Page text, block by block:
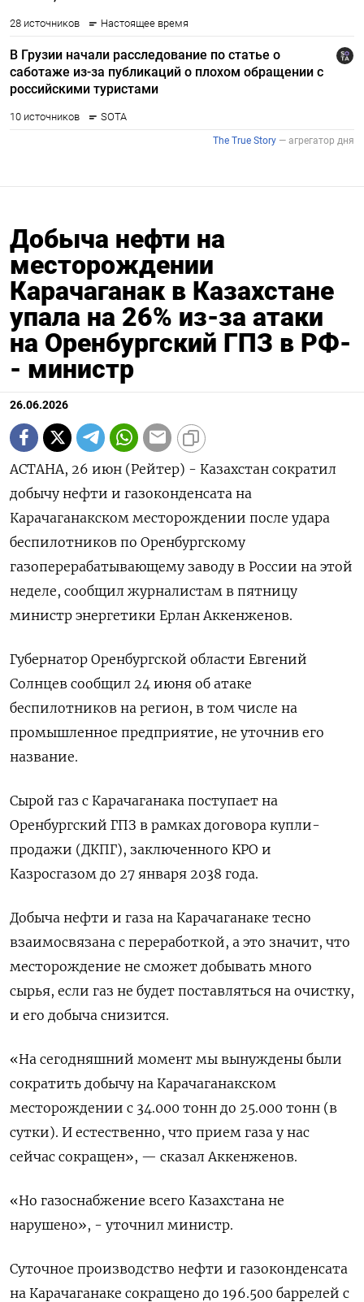
Добыча нефти на
месторождении
Карачаганак в Казахстане
упала на 26% из-за атаки
на Оренбургский ГПЗ в РФ-
- министр
26.06.2026
АСТАНА, 26 июн (Рейтер) - Казахстан сократил
добычу нефти и газоконденсата на
Карачаганакском месторождении после удара
беспилотников по Оренбургскому
газоперерабатывающему заводу в России на этой
неделе, сообщил журналистам в пятницу
министр энергетики ‌Ерлан Аккенженов.
Губернатор Оренбургской области Евгений
Солнцев сообщил 24 июня об атаке
беспилотников на регион, в том числе на
промышленное предприятие, не уточнив его
название.
Сырой газ с Карачаганака поступает ​на
Оренбургский ГПЗ в рамках ​договора купли-
продажи (ДКПГ), заключенного KPO ​и
Казросгазом до ⁠27 января 2038 года.
Добыча нефти и газа на Карачаганаке ‌тесно
взаимосвязана с переработкой, а это ‌значит, что
месторождение не сможет добывать много
сырья, если газ не будет поставляться на ​очистку,
и его добыча снизится.
«На сегодняшний момент мы вынуждены были
сократить добычу ‌на Карачаганакском
месторождении с 34.000 тонн до 25.000 тонн (в
сутки). И естественно, что ​прием газа у нас
сейчас сокращен», — сказал Аккенженов.
«Но газоснабжение всего Казахстана не
‌нарушено», - уточнил министр.
Суточное производство нефти и газоконденсата
на Карачаганаке сокращено до 196.500 баррелей с